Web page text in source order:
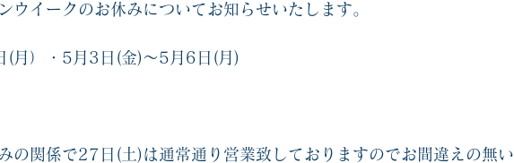
ウイークのお休みについてお知らせいたします。
月）・5月3日(金)～5月6日(月)
の関係で27日(土)は通常通り営業致しておりますのでお間違えの無い